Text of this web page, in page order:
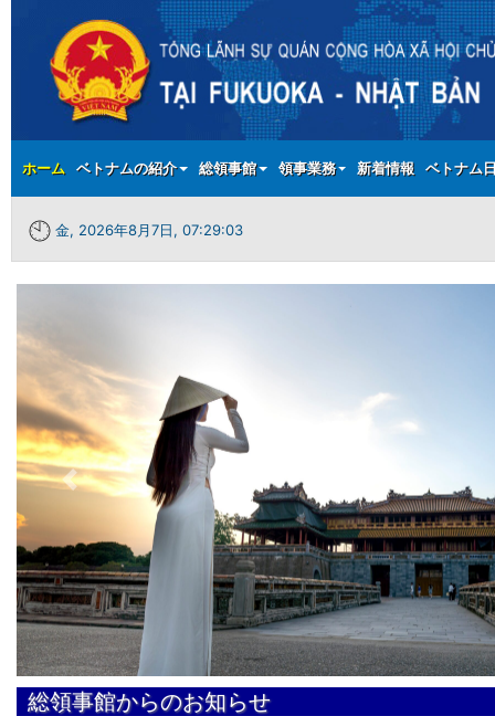
Main menu
ホーム ベトナムの紹介 総領事館 領事業務 新着情報 ベトナム
金, 2026年8月7日, 07:29:04
Previous
総領事館からのお知らせ